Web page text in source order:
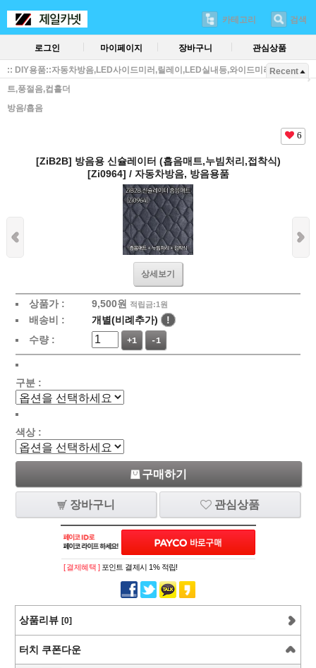
카테고리 검색
로그인 마이페이지 장바구니 관심상품
:: DIY용품::자동차방음,LED사이드미러,릴레이,LED실내등,와이드미러,방진매
트,풍절음,컵홀더
방음/흡음
Recent
6
[ZiB2B] 방음용 신슐레이터 (흡음매트,누빔처리,접착식)
[Zi0964] / 자동차방음, 방음용품
상세보기
상품가 : 9,500원 적립금:1원
배송비 : 개별(비례추가)
!
수량 :
+1 -1
구분 :
색상 :
구매하기
장바구니 관심상품
[ 결제혜택 ] 포인트 결제시 1% 적립!
상품리뷰 [0]
터치 쿠폰다운